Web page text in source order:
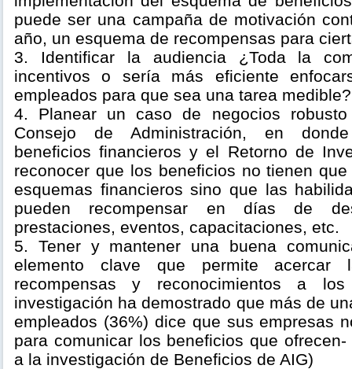
puede ser una campaña de motivación
año, un esquema de recompensas para
3. Identificar la audiencia ¿Toda la
incentivos o sería más eficiente
empleados para que sea una tarea medible?
4. Planear un caso de negocios
Consejo de Administración, en
beneficios financieros y el Retorno de
reconocer que los beneficios no tienen
esquemas financieros sino que las
pueden recompensar en días de
prestaciones, eventos, capacitaciones, etc.
5. Tener y mantener una buena
elemento clave que permite acercar
recompensas y reconocimientos a
investigación ha demostrado que más de
empleados (36%) dice que sus empresas
para comunicar los beneficios que
a la investigación de Beneficios de AIG)